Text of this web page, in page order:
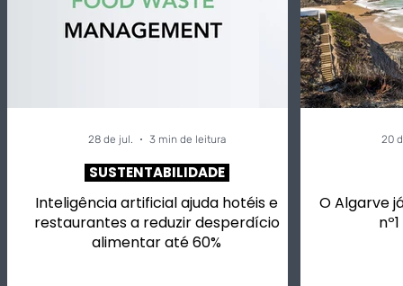
Inteligência artificial ajuda hotéis e
restaurantes a reduzir desperdício
alimentar até 60%
SUSTENTABILIDADE
28 de jul. 3 min de leitura
O Algarve
20